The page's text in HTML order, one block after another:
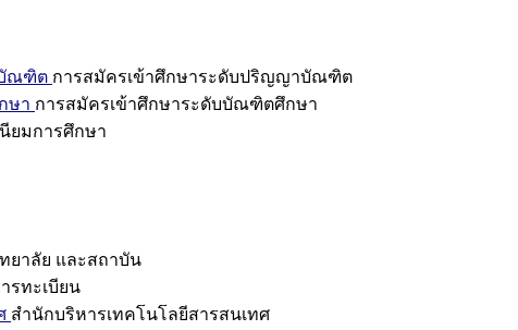
ณฑิต การสมัครเข้าศึกษาระดับปริญญาบัณฑิต
ษา การสมัครเข้าศึกษาระดับบัณฑิตศึกษา
ยมการศึกษา
ยาลัย และสถาบัน
รทะเบียน
สำนักบริหารเทคโนโลยีสารสนเทศ